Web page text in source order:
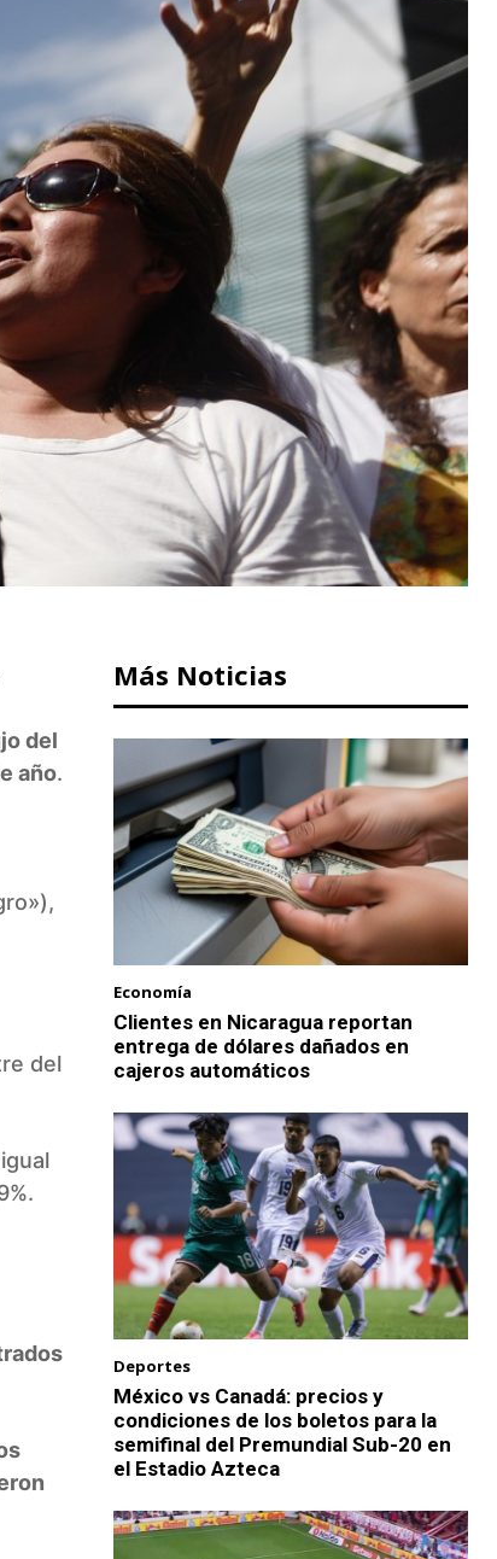
del
año.
del
Más Noticias
Economía
Clientes en Nicaragua reportan
entrega de dólares dañados en
cajeros automáticos
Deportes
México vs Canadá: precios y
condiciones de los boletos para la
semifinal del Premundial Sub-20 en
el Estadio Azteca